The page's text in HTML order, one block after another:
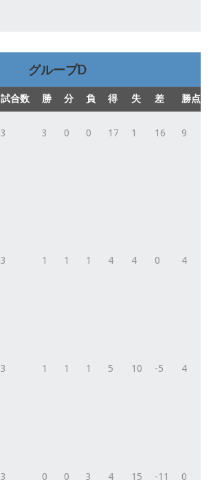
グループD
試合数 勝 分 負 得 失 差 勝点
3 3 0 0 17 1 16 9
3 1 1 1 4 4 0 4
3 1 1 1 5 10 -5 4
3 0 0 3 4 15 -11 0